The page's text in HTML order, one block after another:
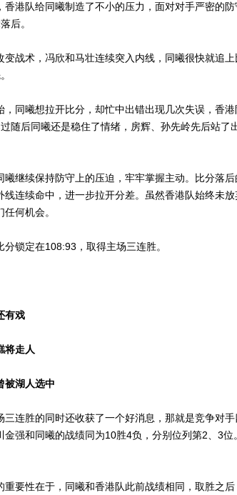
队给同曦制造了不小的压力，面对对手严密的防
后。
术，冯欣和马壮连续突入内线，同曦很快就追上
曦想拉开比分，却忙中出错出现几次失误，香港
随后同曦还是稳住了情绪，房辉、孙先岭先后站了
续保持防守上的压迫，牢牢掌握主动。比分落后
线连续命中，进一步拉开分差。虽然香港队始终未
何机会。
锁定在108:93，取得主场三连胜。
戏
走人
湖人选中
胜的同时还收获了一个好消息，那就是竞争对手
金强和同曦的战绩同为10胜4负，分别位列第2、3
性在于，同曦和香港队此前战绩相同，取胜之后